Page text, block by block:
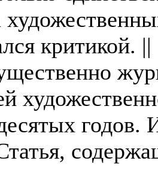
критикой.
годов.